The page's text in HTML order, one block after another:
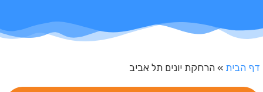
דף הבית»הרחקת יונים תל אביב